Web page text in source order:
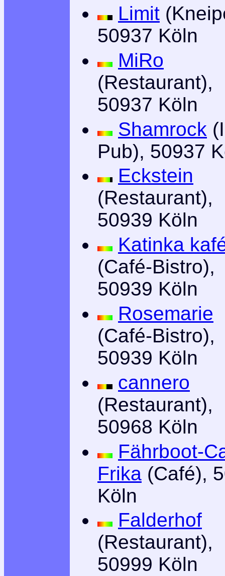
Limit
50937 Köln
MiRo
(Restaurant),
50937 Köln
Shamrock
Pub), 50937
Eckstein
(Restaurant),
50939 Köln
Katinka
(Café-Bistro),
50939 Köln
Rosemarie
(Café-Bistro),
50939 Köln
cannero
(Restaurant),
50968 Köln
Fährboot-
Frika (Café),
Köln
Falderhof
(Restaurant),
50999 Köln